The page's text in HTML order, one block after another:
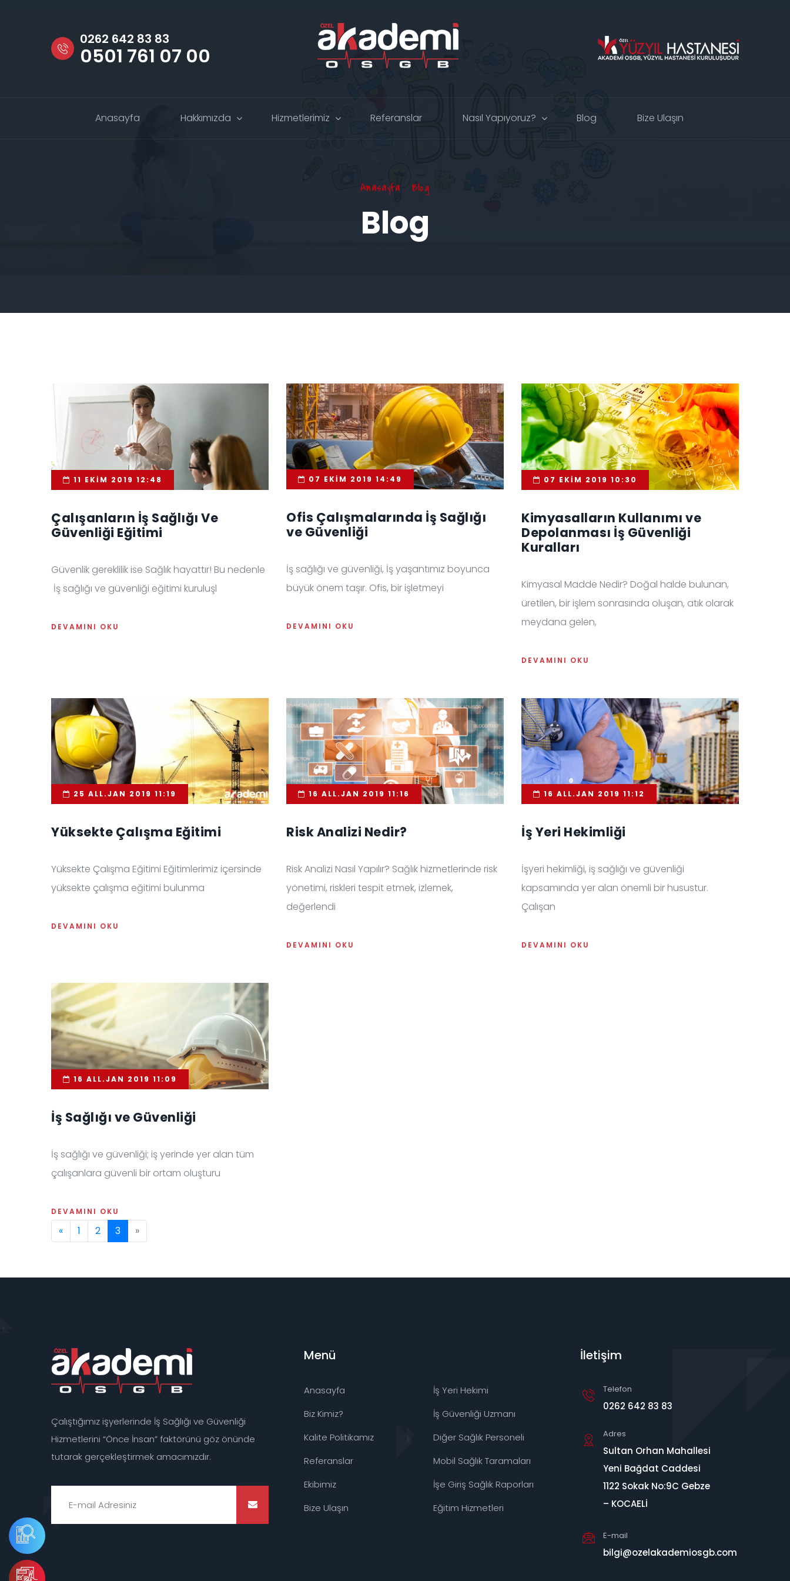
0262 642 83 83
0501 761 07 00
Anasayfa Hakkımızda Hizmetlerimiz Referanslar Nasıl Yapıyoruz? Blog Bize Ulaşın
Anasayfa Blog
Blog
11 EKIM 2019 12:48
Çalışanların İş Sağlığı Ve
Güvenliği Eğitimi
Güvenlik gereklilik ise Sağlık hayattır! Bu nedenle
İş sağlığı ve güvenliği eğitimi kuruluşl
DEVAMINI OKU
07 EKIM 2019 14:49
Ofis Çalışmalarında İş Sağlığı
ve Güvenliği
İş sağlığı ve güvenliği, İş yaşantımız boyunca
büyük önem taşır. Ofis, bir işletmeyi
DEVAMINI OKU
07 EKIM 2019 10:30
Kimyasalların Kullanımı ve
Depolanması İş Güvenliği
Kuralları
Kimyasal Madde Nedir? Doğal halde bulunan,
üretilen, bir işlem sonrasında oluşan, atık olarak
meydana gelen,
DEVAMINI OKU
25 ALL.JAN 2019 11:19
Yüksekte Çalışma Eğitimi
Yüksekte Çalışma Eğitimi Eğitimlerimiz içersinde
yüksekte çalışma eğitimi bulunma
DEVAMINI OKU
16 ALL.JAN 2019 11:16
Risk Analizi Nedir?
Risk Analizi Nasıl Yapılır? Sağlık hizmetlerinde risk
yönetimi, riskleri tespit etmek, izlemek,
değerlendi
DEVAMINI OKU
16 ALL.JAN 2019 11:12
İş Yeri Hekimliği
İşyeri hekimliği, iş sağlığı ve güvenliği
kapsamında yer alan önemli bir husustur.
Çalışan
DEVAMINI OKU
16 ALL.JAN 2019 11:09
İş Sağlığı ve Güvenliği
İş sağlığı ve güvenliği; iş yerinde yer alan tüm
çalışanlara güvenli bir ortam oluşturu
DEVAMINI OKU
« 1 2 3 »
Çalıştığımız işyerlerinde İş Sağlığı ve Güvenliği
Hizmetlerini “Önce İnsan” faktörünü göz önünde
tutarak gerçekleştirmek amacımızdır.
Menü
Anasayfa
Biz Kimiz?
Kalite Politikamız
Referanslar
Ekibimiz
Bize Ulaşın
İş Yeri Hekimi
İş Güvenliği Uzmanı
Diğer Sağlık Personeli
Mobil Sağlık Taramaları
İşe Giriş Sağlık Raporları
Eğitim Hizmetleri
İletişim
Telefon
0262 642 83 83
Adres
Sultan Orhan Mahallesi
Yeni Bağdat Caddesi
1122 Sokak No:9C Gebze
– KOCAELİ
E-mail
bilgi@ozelakademiosgb.com